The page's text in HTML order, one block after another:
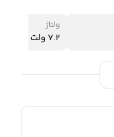
ولتاژ
7.2 ولت